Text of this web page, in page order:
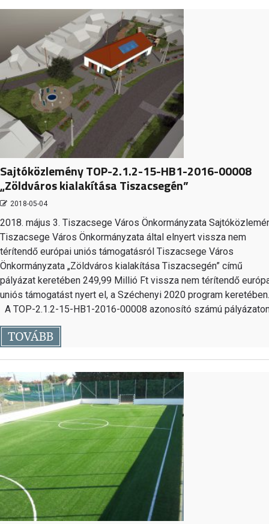
Sajtóközlemény TOP-2.1.2-15-HB1-2016-00008
„Zöldváros kialakítása Tiszacsegén”
2018-05-04
2018. május 3. Tiszacsege Város Önkormányzata
Tiszacsege Város Önkormányzata által elnyert vissza nem
térítendő európai uniós támogatásról Tiszacsege Város
Önkormányzata „Zöldváros kialakítása Tiszacsegén” című
pályázat keretében 249,99 Millió Ft vissza nem térítendő
uniós támogatást nyert el, a Széchenyi 2020 program
A TOP-2.1.2-15-HB1-2016-00008 azonosító számú
TOVÁBB